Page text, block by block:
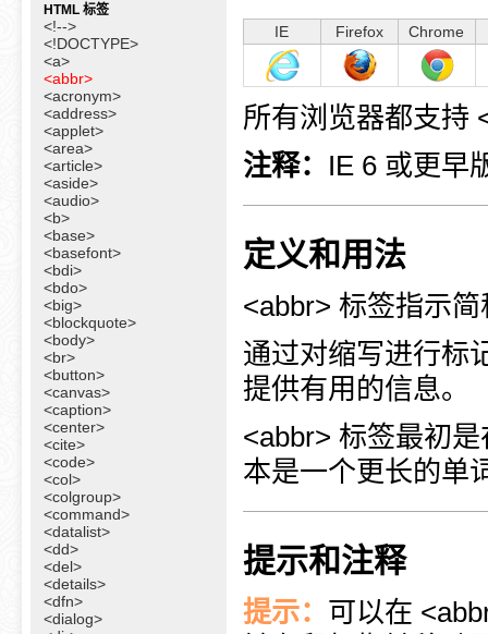
HTML 标签
<!-->
<!DOCTYPE>
<a>
<abbr>
<acronym>
<address>
<applet>
<area>
<article>
<aside>
<audio>
<b>
<base>
<basefont>
<bdi>
<bdo>
<big>
<blockquote>
<body>
<br>
<button>
<canvas>
<caption>
<center>
<cite>
<code>
<col>
<colgroup>
<command>
<datalist>
<dd>
<del>
<details>
<dfn>
<dialog>
IE Firefox Chrome
所有浏览器都支持
注释： IE 6 或更早
定义和用法
<abbr> 标签指示
通过对缩写进行标
提供有用的信息。
<abbr> 标签最初
本是一个更长的单
提示和注释
提示： 可以在